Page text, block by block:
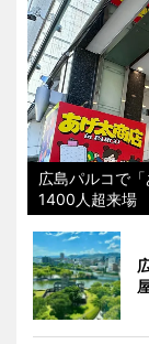
広島パルコで
1400人超来場